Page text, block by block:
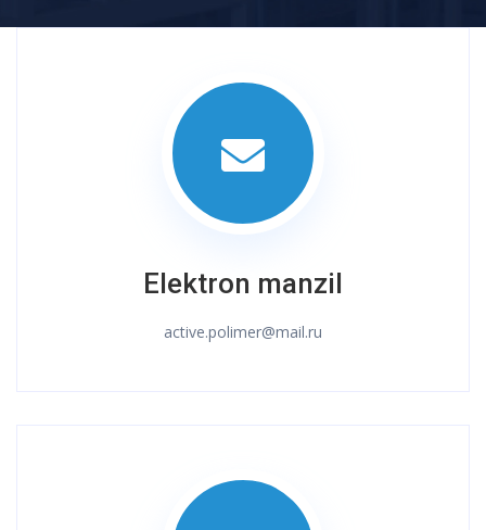
Elektron manzil
active.polimer@mail.ru